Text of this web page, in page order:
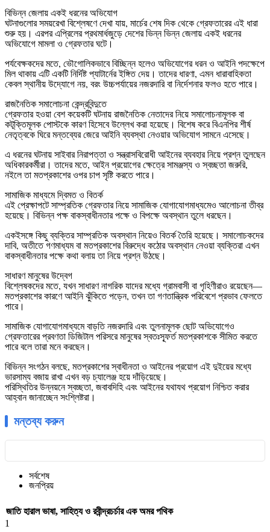
বিভিন্ন জেলায় একই ধরনের অভিযোগ
ঘটনাগুলোর সময়রেখা বিশ্লেষণে দেখা যায়, মার্চের শেষ দিক থেকে গ্রেফতারের এই ধারা
শুরু হয়। এরপর এপ্রিলের প্রথমার্ধজুড়ে দেশের ভিন্ন ভিন্ন জেলায় একই ধরনের
অভিযোগে মামলা ও গ্রেফতার ঘটে।
পর্যবেক্ষকদের মতে, ভৌগোলিকভাবে বিচ্ছিন্ন হলেও অভিযোগের ধরন ও আইনি পদক্ষেপে
মিল থাকায় এটি একটি নির্দিষ্ট প্যাটার্নের ইঙ্গিত দেয়। তাদের ধারণা, এমন ধারাবাহিকতা
কেবল স্থানীয় উদ্যোগে নয়, বরং উচ্চপর্যায়ের নজরদারি বা নির্দেশনার ফলও হতে পারে।
রাজনৈতিক সমালোচনা কেন্দ্রবিন্দুতে
গ্রেফতার হওয়া বেশ কয়েকটি ঘটনায় রাজনৈতিক নেতাদের নিয়ে সমালোচনামূলক বা
কটূক্তিমূলক পোস্টকে কারণ হিসেবে উল্লেখ করা হয়েছে। বিশেষ করে বিএনপির শীর্ষ
নেতৃত্বকে ঘিরে মন্তব্যের জেরে আইনি ব্যবস্থা নেওয়ার অভিযোগ সামনে এসেছে।
এ ধরনের ঘটনায় সাইবার নিরাপত্তা ও সন্ত্রাসবিরোধী আইনের ব্যবহার নিয়ে প্রশ্ন তুলছেন
অধিকারকর্মীরা। তাদের মতে, আইন প্রয়োগের ক্ষেত্রে সামঞ্জস্য ও স্বচ্ছতা জরুরি,
নইলে তা মতপ্রকাশের ওপর চাপ সৃষ্টি করতে পারে।
সামাজিক মাধ্যমে দ্বিমত ও বিতর্ক
এই প্রেক্ষাপটে সাম্প্রতিক গ্রেফতার নিয়ে সামাজিক যোগাযোগমাধ্যমেও আলোচনা তীব্র
হয়েছে। বিভিন্ন পক্ষ বাকস্বাধীনতার পক্ষে ও বিপক্ষে অবস্থান তুলে ধরছেন।
একইসঙ্গে কিছু ব্যক্তির সাম্প্রতিক অবস্থান নিয়েও বিতর্ক তৈরি হয়েছে। সমালোচকদের
দাবি, অতীতে গণমাধ্যম বা মতপ্রকাশের বিরুদ্ধে কঠোর অবস্থান নেওয়া ব্যক্তিরা এখন
বাকস্বাধীনতার পক্ষে কথা বলায় তা নিয়ে প্রশ্ন উঠছে।
সাধারণ মানুষের উদ্বেগ
বিশ্লেষকদের মতে, যখন সাধারণ নাগরিক যাদের মধ্যে গ্রামবাসী বা গৃহিণীরাও রয়েছেন—
মতপ্রকাশের কারণে আইনি ঝুঁকিতে পড়েন, তখন তা গণতান্ত্রিক পরিবেশে প্রভাব ফেলতে
পারে।
সামাজিক যোগাযোগমাধ্যমে বাড়তি নজরদারি এবং তুলনামূলক ছোট অভিযোগেও
গ্রেফতারের প্রবণতা ডিজিটাল পরিসরে মানুষের স্বতঃস্ফূর্ত মতপ্রকাশকে সীমিত করতে
পারে বলে তারা মনে করছেন।
বিভিন্ন সংগঠন বলছে, মতপ্রকাশের স্বাধীনতা ও আইনের প্রয়োগ এই দুইয়ের মধ্যে
ভারসাম্য বজায় রাখা এখন বড় চ্যালেঞ্জ হয়ে দাঁড়িয়েছে।
পরিস্থিতির উন্নয়নে স্বচ্ছতা, জবাবদিহি এবং আইনের যথাযথ প্রয়োগ নিশ্চিত করার
আহ্বান জানাচ্ছেন সংশ্লিষ্টরা।
মন্তব্য করুন
সর্বশেষ
জনপ্রিয়
জাতি হারাল ভাষা, সাহিত্য ও রবীন্দ্রচর্চার এক অমর পথিক
1